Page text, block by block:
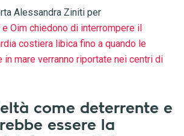
Alessandra Ziniti per
e Oim chiedono di interrompere il
costiera libica fino a quando le
mare verranno riportate nei centri di
come deterrente e
essere la